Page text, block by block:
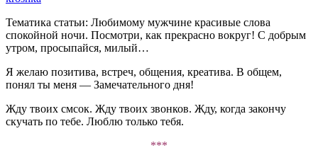
Тематика статьи: Любимому мужчине красивые слова
спокойной ночи. Посмотри, как прекрасно вокруг! С добрым
утром, просыпайся, милый…
Я желаю позитива, встреч, общения, креатива. В общем,
понял ты меня — Замечательного дня!
Жду твоих смсок. Жду твоих звонков. Жду, когда закончу
скучать по тебе. Люблю только тебя.
***